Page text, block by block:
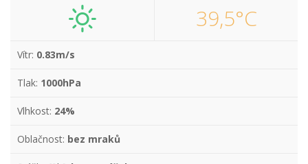
39,5°C
Vítr: 0.83m/s
Tlak: 1000hPa
Vlhkost: 24%
Oblačnost: bez mraků